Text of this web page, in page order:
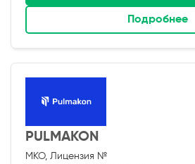
Подробнее
PULMAKON
МКО, Лицензия №